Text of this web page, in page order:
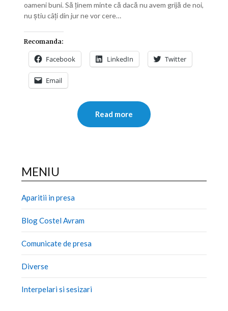
oameni buni. Să ținem minte că dacă nu avem grijă de noi,
nu știu câți din jur ne vor cere…
Recomanda:
Facebook LinkedIn Twitter
Email
Read more
MENIU
Aparitii in presa
Blog Costel Avram
Comunicate de presa
Diverse
Interpelari si sesizari